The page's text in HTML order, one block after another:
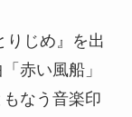
りじめ』を出
赤い風船」
なう音楽印